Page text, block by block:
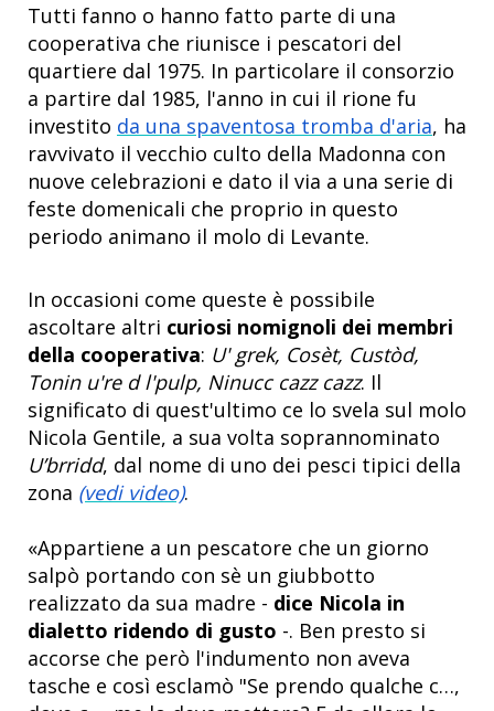
Tutti fanno o hanno fatto parte di una
cooperativa che riunisce i pescatori del
quartiere dal 1975. In particolare il consorzio
a partire dal 1985, l'anno in cui il rione fu
investito da una spaventosa tromba d'aria, ha
ravvivato il vecchio culto della Madonna con
nuove celebrazioni e dato il via a una serie di
feste domenicali che proprio in questo
periodo animano il molo di Levante.
In occasioni come queste è possibile
ascoltare altri curiosi nomignoli dei membri
della cooperativa: U' grek, Cosèt, Custòd,
Tonin u're d l'pulp, Ninucc cazz cazz. Il
significato di quest'ultimo ce lo svela sul molo
Nicola Gentile, a sua volta soprannominato
U’brridd, dal nome di uno dei pesci tipici della
zona (vedi video).
«Appartiene a un pescatore che un giorno
salpò portando con sè un giubbotto
realizzato da sua madre - dice Nicola in
dialetto ridendo di gusto -. Ben presto si
accorse che però l'indumento non aveva
tasche e così esclamò "Se prendo qualche c…,